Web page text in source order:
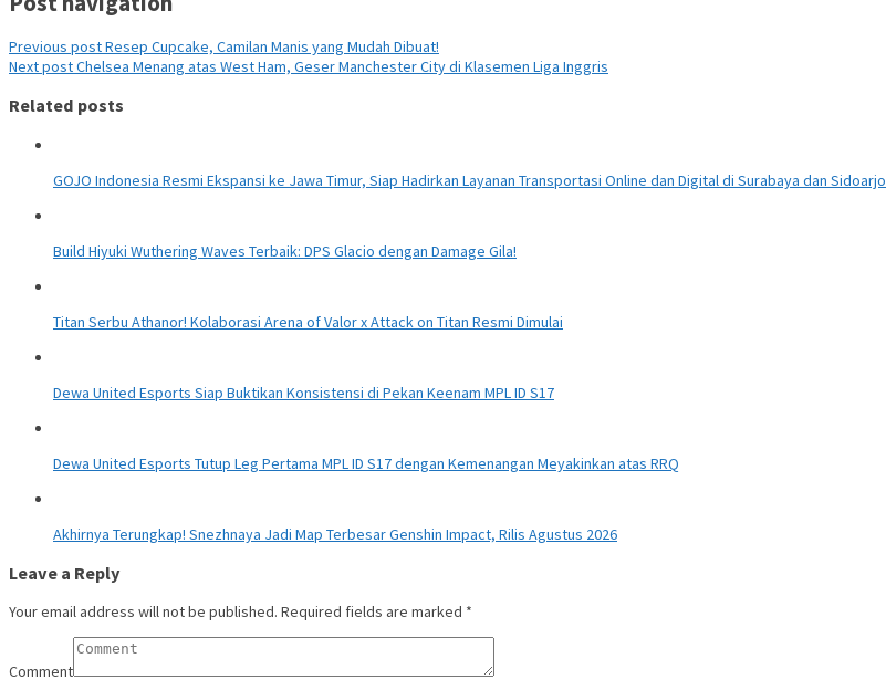
Previous postResep Cupcake, Camilan Manis yang Mudah Dibuat!
Next postChelsea Menang atas West Ham, Geser Manchester City di Klasemen Liga Inggris
Related posts
GOJO Indonesia Resmi Ekspansi ke Jawa Timur, Siap Hadirkan Layanan Transportasi Online dan Digital di Surabaya dan Sidoarjo
Build Hiyuki Wuthering Waves Terbaik: DPS Glacio dengan Damage Gila!
Titan Serbu Athanor! Kolaborasi Arena of Valor x Attack on Titan Resmi Dimulai
Dewa United Esports Siap Buktikan Konsistensi di Pekan Keenam MPL ID S17
Dewa United Esports Tutup Leg Pertama MPL ID S17 dengan Kemenangan Meyakinkan atas RRQ
Akhirnya Terungkap! Snezhnaya Jadi Map Terbesar Genshin Impact, Rilis Agustus 2026
Leave a Reply
Your email address will not be published. Required fields are marked *
Comment